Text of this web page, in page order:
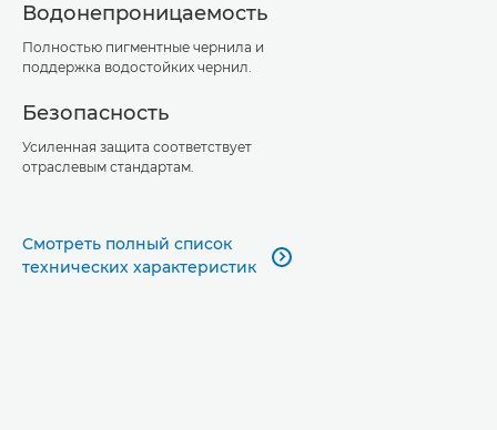
Водонепроницаемость
Полностью пигментные чернила и
поддержка водостойких чернил.
Безопасность
Усиленная защита соответствует
отраслевым стандартам.
Смотреть полный список
технических характеристик
